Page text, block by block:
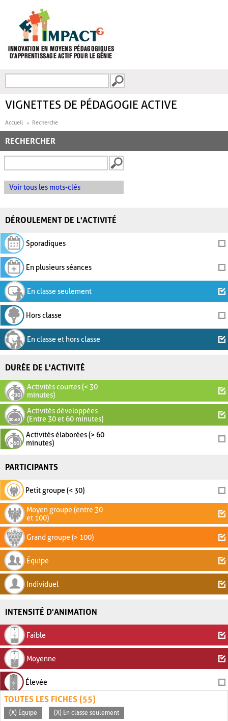
FORMULAIRE DE
VIGNETTES DE PÉDAGOGIE ACTIVE
Accueil Recherche
RECHERCHER
Voir tous les mots-clés
DÉROULEMENT DE L'ACTIVITÉ
Sporadiques
En plusieurs séances
En classe seulement
Hors classe
En classe et hors classe
DURÉE DE L'ACTIVITÉ
Activités courtes (< 30
minutes)
Activités développées
(Entre 30 et 60 minutes)
Activités élaborées (> 60
minutes)
PARTICIPANTS
Petit groupe (< 30)
Moyen groupe (entre 30
et 100)
Grand groupe (> 100)
Équipe
Individuel
INTENSITÉ D'ANIMATION
Faible
Moyenne
Élevée
TOUTES LES FICHES (55)
(X) Équipe (X) En classe seulement